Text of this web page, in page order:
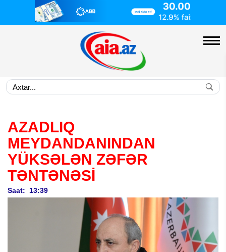
AZADLIQ
MEYDANDANINDAN
YÜKSƏLƏN ZƏFƏR
TƏNTƏNƏSİ
Saat: 13:39